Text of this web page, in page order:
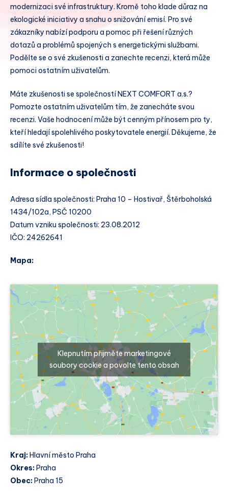
modernizaci své infrastruktury. Kromě toho klade důraz na
ekologické iniciativy a snahu o snižování emisí. Pro své
zákazníky nabízí podporu a pomoc při řešení různých
dotazů a problémů spojených s energetickými službami.
Podělte se o své zkušenosti a zanechte recenzi, která může
pomoci ostatním uživatelům.
Máte zkušenosti se společností NEXT COMFORT a.s.?
Pomozte ostatním uživatelům tím, že zanecháte svou
recenzi. Vaše hodnocení může být cenným přínosem pro ty,
kteří hledají spolehlivého poskytovatele energií. Děkujeme, že
sdílíte své zkušenosti!
Informace o společnosti
Adresa sídla společnosti: Praha 10 – Hostivař, Štěrboholská
1434/102a, PSČ 10200
Datum vzniku společnosti: 23.08.2012
IČO: 24262641
Mapa:
Klepnutím přijměte marketingové
soubory cookie a povolte tento obsah
Kraj: Hlavní město Praha
Okres: Praha
Obec: Praha 15